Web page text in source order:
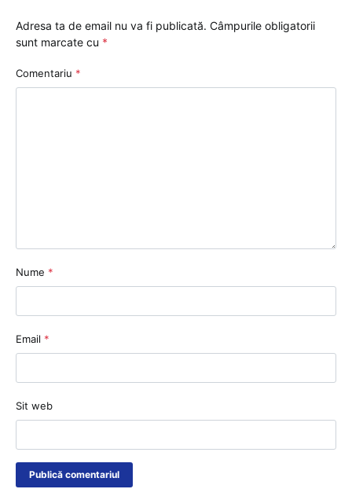
Adresa ta de email nu va fi publicată. Câmpurile obligatorii
sunt marcate cu *
Comentariu *
Nume *
Email *
Sit web